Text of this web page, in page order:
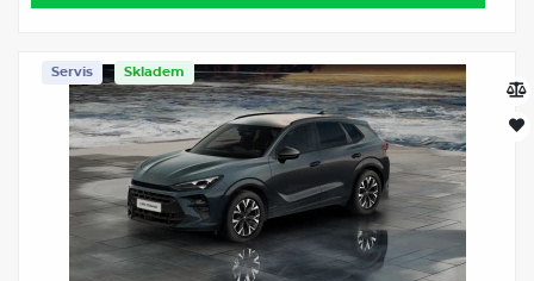
Skladem
Servis